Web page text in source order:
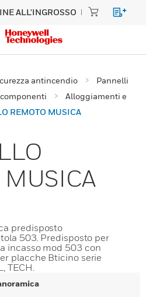
ALL'INGROSSO
antincendio
Pannelli
Alloggiamenti e
REMOTO MUSICA
MUSICA
predisposto
503. Predisposto per
incasso mod 503 con
placche Bticino serie
TECH.